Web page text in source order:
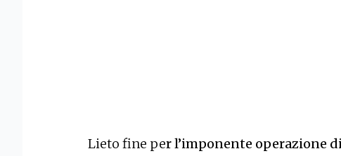
Lieto fine per l’imponente operazione